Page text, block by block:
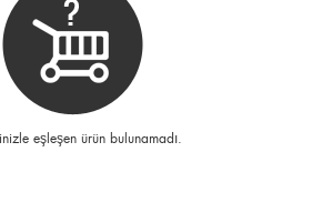
eşleşen ürün bulunamadı.